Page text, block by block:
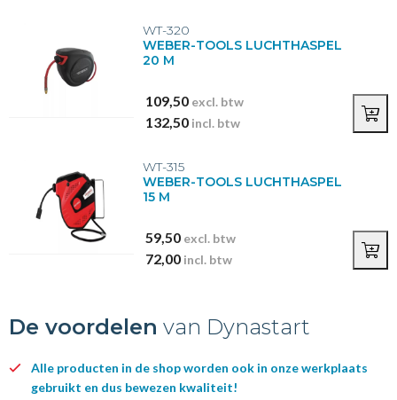
WT-320
WEBER-TOOLS LUCHTHASPEL
20 M
109,50 excl. btw
132,50 incl. btw
WT-315
WEBER-TOOLS LUCHTHASPEL
15 M
59,50 excl. btw
72,00 incl. btw
De voordelen van Dynastart
Alle producten in de shop worden ook in onze werkplaats
gebruikt en dus bewezen kwaliteit!